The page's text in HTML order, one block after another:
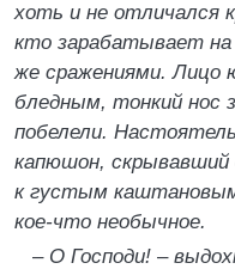
хоть и не отличался
кто зарабатывает
же сражениями.
бледным, тонкий нос
побелели.
капюшон, скрывавший
к густым
кое-что необычное.
– О Господи! –